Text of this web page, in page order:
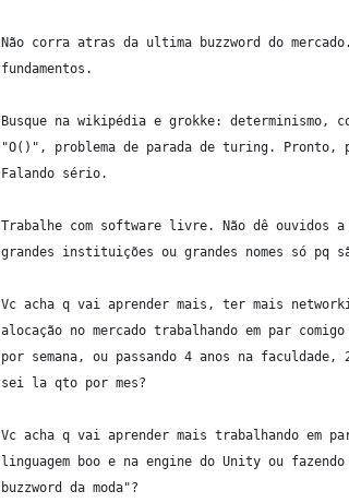
Não corra atras da ultima buzzword do
fundamentos.
Busque na wikipédia e grokke: determinismo,
"O()", problema de parada de turing. Pronto,
Falando sério.
Trabalhe com software livre. Não dê ouvidos a
grandes instituições ou grandes nomes só pq
Vc acha q vai aprender mais, ter mais
alocação no mercado trabalhando em par
por semana, ou passando 4 anos na faculdade,
sei la qto por mes?
Vc acha q vai aprender mais trabalhando em par
linguagem boo e na engine do Unity ou fazendo
buzzword da moda"?